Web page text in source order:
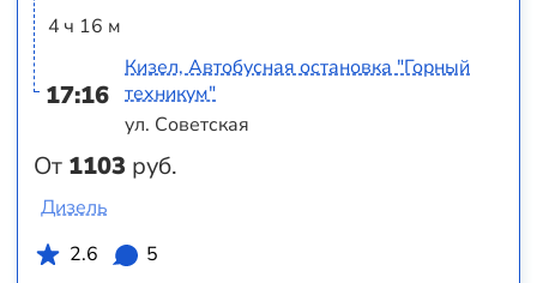
4 ч 16 м
17:16
От 1103 руб.
Кизел, Автобусная остановка "Горный
техникум"
ул. Советская
Дизель
2.6
5